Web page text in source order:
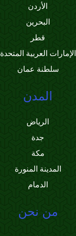
الأردن
البحرين
قطر
الإمارات العربية المتحدة
سلطنة عمان
المدن
الرياض
جدة
مكة
المدينة المنورة
الدمام
من نحن